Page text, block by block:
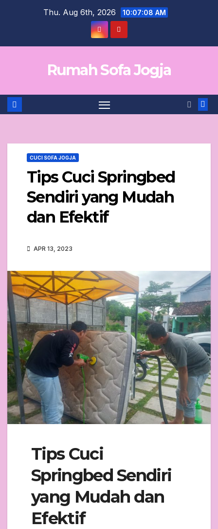
Thu. Aug 6th, 2026 10:07:09 AM
Rumah Sofa Jogja
CUCI SOFA JOGJA
Tips Cuci Springbed
Sendiri yang Mudah
dan Efektif
APR 13, 2023
Tips Cuci
Springbed Sendiri
yang Mudah dan
Efektif